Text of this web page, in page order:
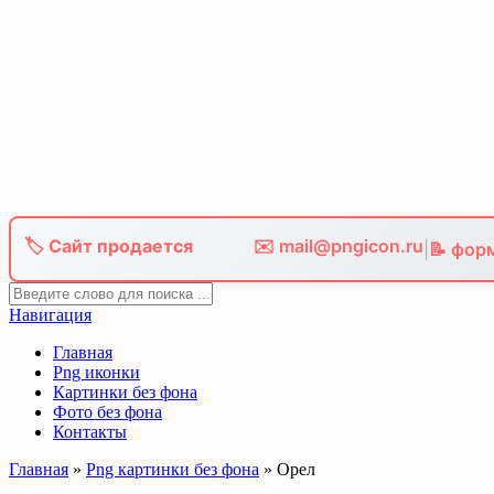
🏷️ Сайт продается ✉️ mail@pngicon.ru 📝
Навигация
Главная
Png иконки
Картинки без фона
Фото без фона
Контакты
Главная » Png картинки без фона » Орел